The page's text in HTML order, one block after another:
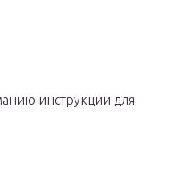
инструкции для